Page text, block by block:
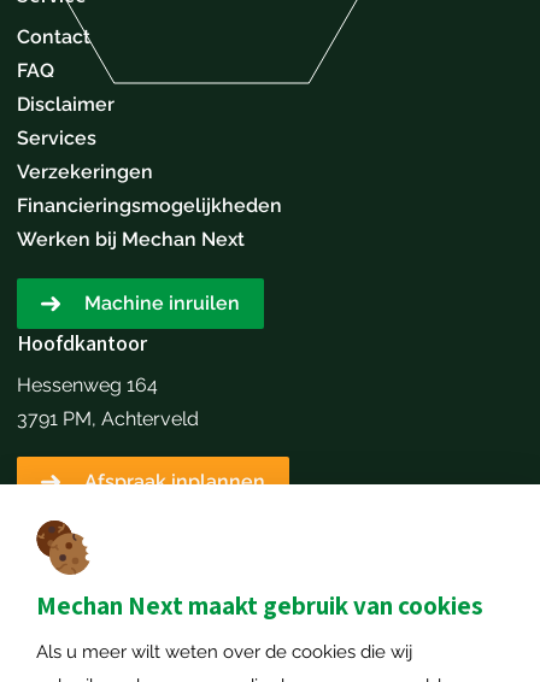
Mechan Next maakt gebruik van cookies
Als u meer wilt weten over de cookies die wij
Contact
FAQ
Disclaimer
Services
Verzekeringen
Financieringsmogelijkheden
Werken bij Mechan Next
Machine inruilen
Hoofdkantoor
Hessenweg 164
3791 PM, Achterveld
Afspraak inplannen
Contactgegevens
+31651173646
info@mechannext.nl
MechanNext B.V.